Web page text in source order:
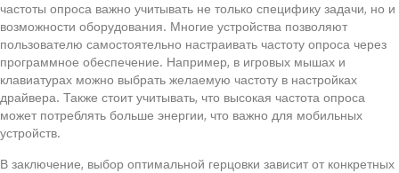
частоты опроса важно учитывать не только специфику задачи, но и
возможности оборудования. Многие устройства позволяют
пользователю самостоятельно настраивать частоту опроса через
программное обеспечение. Например, в игровых мышах и
клавиатурах можно выбрать желаемую частоту в настройках
драйвера. Также стоит учитывать, что высокая частота опроса
может потреблять больше энергии, что важно для мобильных
устройств.
В заключение, выбор оптимальной герцовки зависит от конкретных